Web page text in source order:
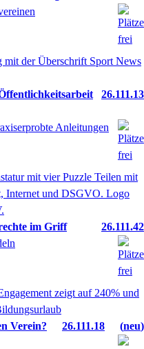
26.111.13
Anleitungen
im Griff
26.111.42
Verein? 26.111.18
neu